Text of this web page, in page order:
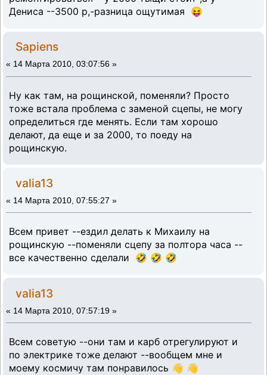
Дениса --3500 р,-разница ощутимая 😝
Sapiens
« 14 Марта 2010, 03:07:56 »
Ну как там, на рощинской, поменяли? Просто
тоже встала проблема с заменой сцепы, не могу
определиться где менять. Если там хорошо
делают, да еще и за 2000, то поеду на
рощинскую.
valia13
« 14 Марта 2010, 07:55:27 »
Всем привет --ездил делать к Михаилу на
рощинскую --поменяли сцепу за полтора часа --
все качественно сделали 🤣 🤣 🤣
valia13
« 14 Марта 2010, 07:57:19 »
Всем советую --они там и карб отрегулируют и
по электрике тоже делают --вообщем мне и
моему космичу там понравилось 👋 👋